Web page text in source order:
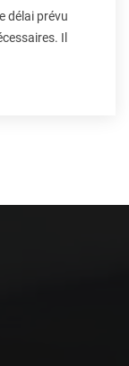
délai prévu
Il